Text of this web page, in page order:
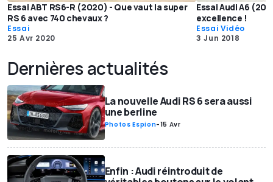
Essai ABT RS6-R (2020) - Que vaut la super
RS 6 avec 740 chevaux ?
Essai
25 Avr 2020
Essai Audi A6
excellence !
Essai Vidéo
3 Jun 2018
Dernières actualités
La nouvelle Audi RS 6 sera aussi
une berline
Photos Espion-15 Avr
Enfin : Audi réintroduit de